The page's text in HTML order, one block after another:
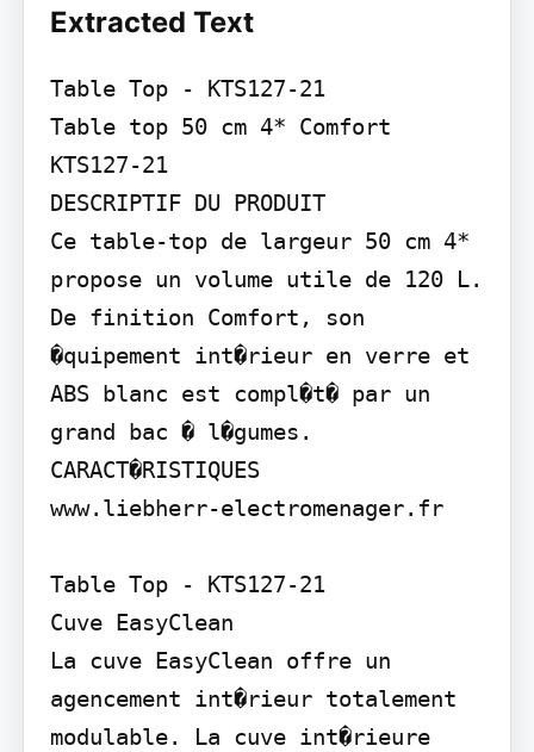
Extracted Text
Table Top - KTS127-21
Table top 50 cm 4* Comfort
KTS127-21
DESCRIPTIF DU PRODUIT
Ce table-top de largeur 50 cm 4*
propose un volume utile de 120 L.
De finition Comfort, son
�quipement int�rieur en verre et
ABS blanc est compl�t� par un
grand bac � l�gumes.
CARACT�RISTIQUES
www.liebherr-electromenager.fr
Table Top - KTS127-21
Cuve EasyClean
La cuve EasyClean offre un
agencement int�rieur totalement
modulable. La cuve int�rieure